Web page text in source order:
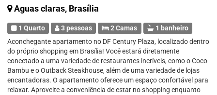
Aguas claras, Brasília
1 Quarto 3 pessoas 2 Camas
1 banheiro
Aconchegante apartamento no DF Century Plaza, localizado dentro
do próprio shopping em Brasília! Você estará diretamente
conectado a uma variedade de restaurantes incríveis, como o Coco
Bambu e o Outback Steakhouse, além de uma variedade de lojas
encantadoras. O apartamento oferece um espaço confortável para
relaxar. Aproveite a conveniência de estar no shopping enquanto